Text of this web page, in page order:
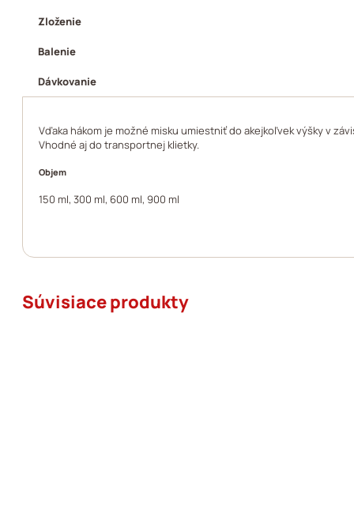
Zloženie
Balenie
Dávkovanie
Vďaka hákom je možné misku umiestniť do akejkoľvek výšky v
Vhodné aj do transportnej klietky.
Objem
150 ml, 300 ml, 600 ml, 900 ml
Súvisiace produkty